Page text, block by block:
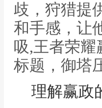
歧，狩猎提
和手感，让
吸,王者荣耀
标题，御塔
理解赢政